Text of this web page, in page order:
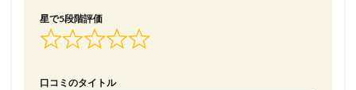
星で5段階評価
口コミのタイトル